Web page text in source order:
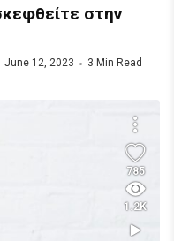
στην
June 12, 2023 3 Min Read
785
1.2K